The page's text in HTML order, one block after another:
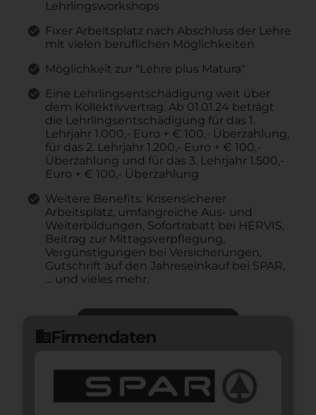
Lehrlingsworkshops
Fixer Arbeitsplatz nach Abschluss der Lehre
mit vielen beruflichen Möglichkeiten
Möglichkeit zur "Lehre plus Matura"
Eine Lehrlingsentschädigung weit über
dem Kollektivvertrag. Ab 01.01.24 beträgt
die Lehrlingsentschädigung für das 1.
Lehrjahr 1.000,- Euro + € 100,- Überzahlung,
für das 2. Lehrjahr 1.200,- Euro + € 100,-
Überzahlung und für das 3. Lehrjahr 1.500,-
Euro + € 100,- Überzahlung
Weitere Benefits: Krisensicherer
Arbeitsplatz, umfangreiche Aus- und
Weiterbildungen, Sofortrabatt bei HERVIS,
Beitrag zur Mittagsverpflegung,
Vergünstigungen bei Versicherungen,
Gutschrift auf den Jahreseinkauf bei SPAR,
… und vieles mehr.
domainFirmendaten